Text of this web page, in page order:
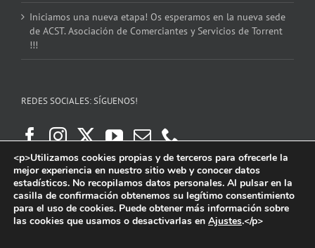
Iniciamos una nueva etapa! Os esperamos en la nueva sede
de ACST. Asociación de Comerciantes y Servicios de Torrent
!!!
REDES SOCIALES: SÍGUENOS!
<p>Utilizamos cookies propias y de terceros para ofrecerle la
mejor experiencia en nuestro sitio web y conocer datos
estadísticos. No recopilamos datos personales. Al pulsar en la
casilla de confirmación obtenemos su legítimo consentimiento
para el uso de cookies. Puede obtener más información sobre
las cookies que usamos o desactivarlas en Ajustes.</p>